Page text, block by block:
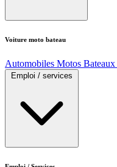
Voiture moto bateau
Automobiles Motos Bateaux
Emploi / services